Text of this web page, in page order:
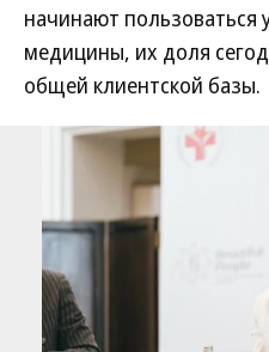
начинают пользоваться
медицины, их доля
общей клиентской базы.